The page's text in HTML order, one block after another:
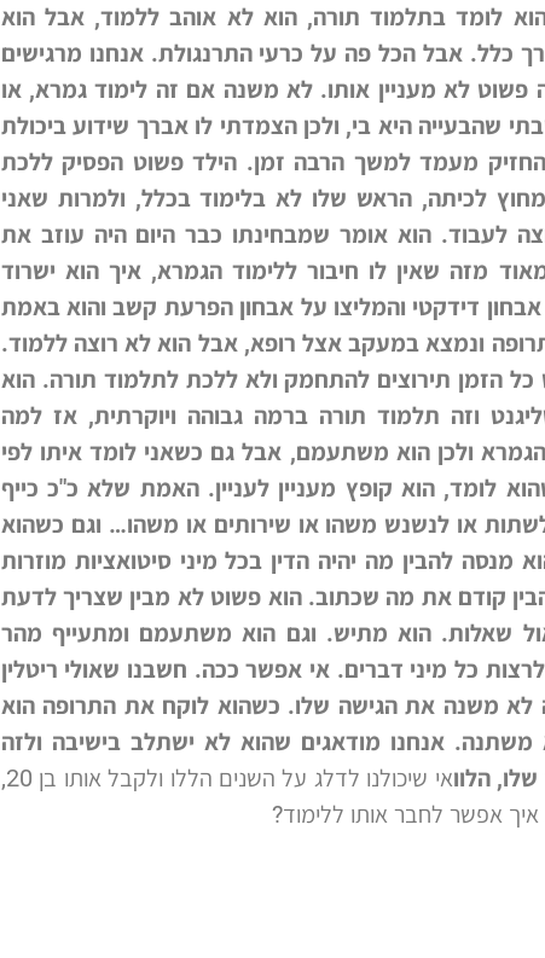
לומד בתלמוד תורה, הוא לא אוהב ללמוד, אבל הוא
כלל. אבל הכל פה על כרעי התרנגולת. אנחנו מרגישים
פשוט לא מעניין אותו. לא משנה אם זה לימוד גמרא, או
שהבעייה היא בי, ולכן הצמדתי לו אברך שידוע ביכולת
מעמד למשך הרבה זמן. הילד פשוט הפסיק ללכת
לכיתה, הראש שלו לא בלימוד בכלל, ולמרות שאני
לעבוד. הוא אומר שמבחינתו כבר היום היה עוזב את
מזה שאין לו חיבור ללימוד הגמרא, איך הוא ישרוד
אבחון דידקטי והמליצו על אבחון הפרעת קשב והוא באמת
ונמצא במעקב אצל רופא, אבל הוא לא רוצה ללמוד.
הזמן תירוצים להתחמק ולא ללכת לתלמוד תורה. הוא
וזה תלמוד תורה ברמה גבוהה ויוקרתית, אז למה
ולכן הוא משתעמם, אבל גם כשאני לומד איתו לפי
לומד, הוא קופץ מעניין לעניין. האמת שלא כ"כ כייף
או לנשנש משהו או שירותים או משהו… וגם כשהוא
מנסה להבין מה יהיה הדין בכל מיני סיטואציות מוזרות
קודם את מה שכתוב. הוא פשוט לא מבין שצריך לדעת
שאלות. הוא מתיש. וגם הוא משתעמם ומתעייף מהר
כל מיני דברים. אי אפשר ככה. חשבנו שאולי ריטלין
לא משנה את הגישה שלו. כשהוא לוקח את התרופה הוא
אנחנו מודאגים שהוא לא ישתלב בישיבה ולזה
הלוו
אי שיכולנו לדלג על השנים הללו ולקבל אותו בן 20,
אפשר לחבר אותו ללימוד?